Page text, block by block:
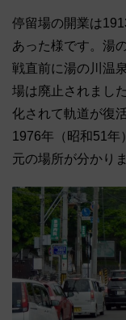
停留場の開業は
あった様です。湯
戦直前に湯の川温
場は廃止されまし
化されて軌道が復
1976年（昭和51年
元の場所が分かり